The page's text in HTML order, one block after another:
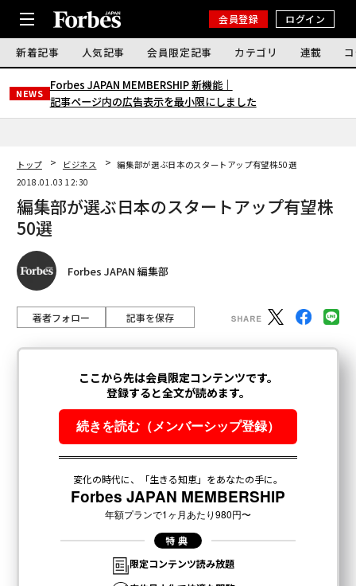
会員登録 ログイン
新着記事 人気記事 会員限定記事 カテゴリ 連載
NEWS
Forbes JAPAN MEMBERSHIP 新機能｜
記事ページ内の広告表示を最小限にしました
トップ ビジネス
編集部が選ぶ日本のスタートアップ有望株50選
2018.01.03 12:30
編集部が選ぶ日本のスタートアップ有望株
50選
Forbes JAPAN 編集部
著者フォロー 記事を保存